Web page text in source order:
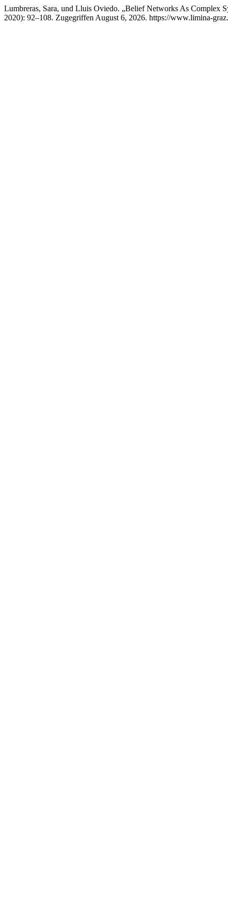
Lumbreras, Sara, und Lluis Oviedo. „Belief Networks As Complex
2020): 92–108. Zugegriffen August 6, 2026. https://www.limina-